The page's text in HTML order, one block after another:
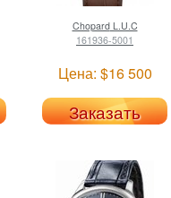
ChopardL.U.C
161936-5001
Цена: $16 500
Заказать